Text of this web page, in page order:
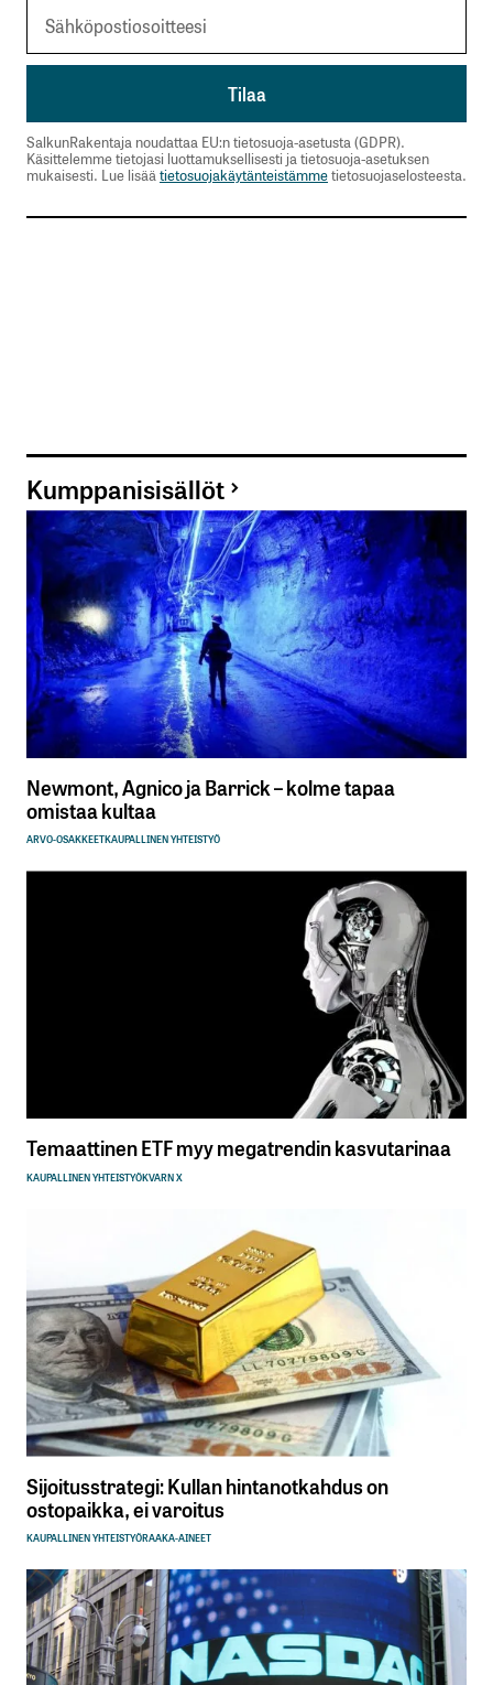
SalkunRakentaja noudattaa EU:n tietosuoja-asetusta (GDPR).
Käsittelemme tietojasi luottamuksellisesti ja tietosuoja-asetuksen
mukaisesti. Lue lisäätietosuojakäytänteistämmetietosuojaselosteesta.
Kumppanisisällöt
Newmont, Agnico ja Barrick – kolme tapaa
omistaa kultaa
ARVO-OSAKKEETKAUPALLINEN YHTEISTYÖ
Temaattinen ETF myy megatrendin kasvutarinaa
KAUPALLINEN YHTEISTYÖKVARN X
Sijoitusstrategi: Kullan hintanotkahdus on
ostopaikka, ei varoitus
KAUPALLINEN YHTEISTYÖRAAKA-AINEET